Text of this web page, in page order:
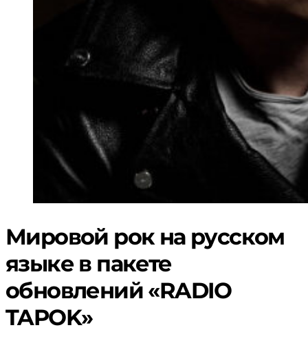
Мировой рок на русском
языке в пакете
обновлений «RADIO
TAPOK»